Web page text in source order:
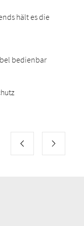
hält es die
bedienbar